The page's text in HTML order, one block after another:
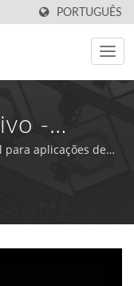
PORTUGUÊS
-
Em
aplicações de
design flexível e